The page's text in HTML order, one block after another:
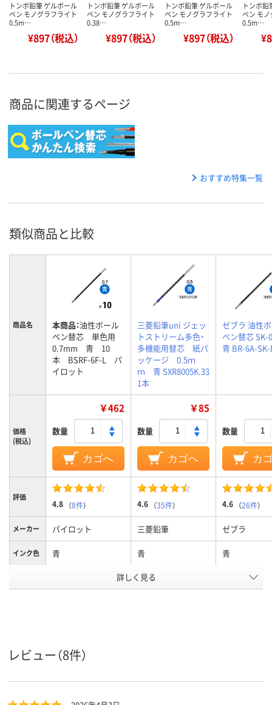
トンボ鉛筆 ゲルボール
ペン モノグラフライト
0.5m…
¥897（税込）
トンボ鉛筆 ゲルボール
ペン モノグラフライト
0.38…
¥897（税込）
トンボ鉛筆 ゲルボール
ペン モノグラフライト
0.5m…
¥897（税込）
トンボ鉛
ペン モ
0.5m…
商品に関連するページ
おすすめ特集一覧
類似商品と比較
商品名 本商品：油性ボール
ペン替芯 単色用
0.7mm 青 10
本 BSRF-6F-L パ
イロット
三菱鉛筆uni ジェッ
トストリーム多色・
多機能用替芯 紙パ
ッケージ 0.5ｍ
ｍ 青 SXR8005K.33
1本
ゼブラ 油性
ペン替芯 SK-
青 BR-6A-
価格
(税込)
￥462
数量
カゴへ
￥85
数量
カゴへ
数量
カ
評価
4.8 （8件） 4.6 （35件） 4.6 （26件）
メーカー パイロット 三菱鉛筆 ゼブラ
インク色 青 青 青
0.5mm
アスクル
商品環境
詳しく見る
レビュー（8件）